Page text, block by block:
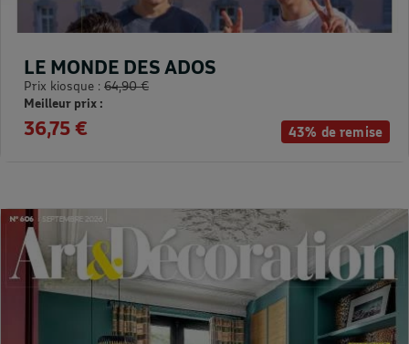
43% de remise
LE MONDE DES ADOS
Prix kiosque : 64,90 €
Meilleur prix :
36,75 €